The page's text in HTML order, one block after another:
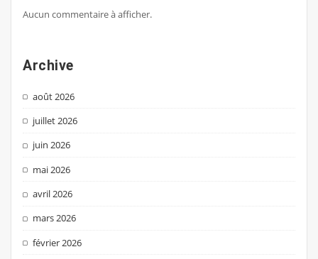
Aucun commentaire à afficher.
Archive
août 2026
juillet 2026
juin 2026
mai 2026
avril 2026
mars 2026
février 2026